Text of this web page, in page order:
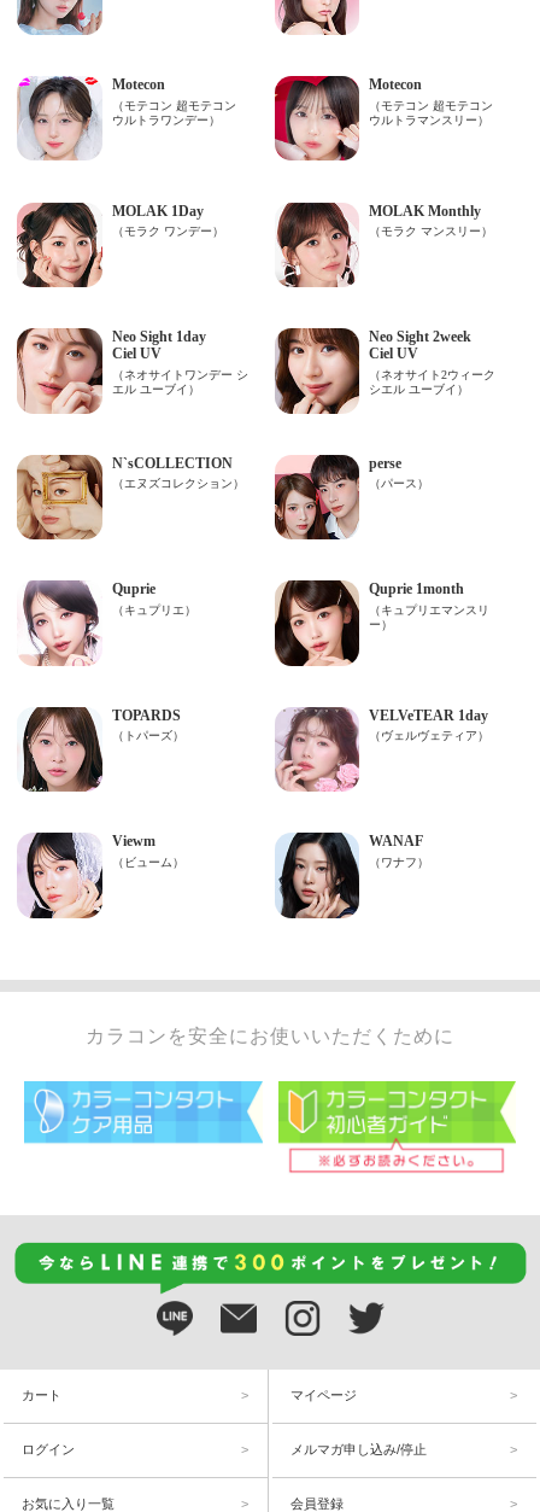
カラコンを安全にお使いいただくために
カート マイページ
ログイン メルマガ申し込み/停止
お気に入り一覧 会員登録